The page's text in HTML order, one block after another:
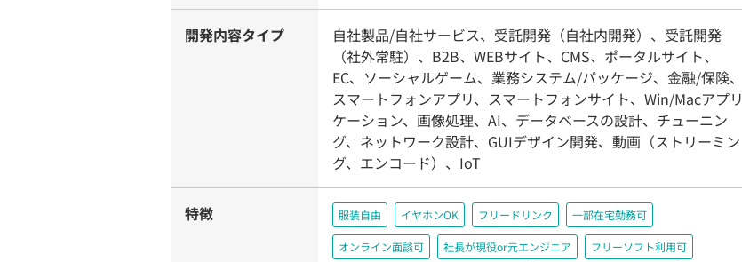
開発内容タイプ
自社製品/自社サービス、受託開発（自社内開発）、受託開発
（社外常駐）、B2B、WEBサイト、CMS、ポータルサイト、
EC、ソーシャルゲーム、業務システム/パッケージ、金融/保険、
スマートフォンアプリ、スマートフォンサイト、Win/Macアプリ
ケーション、画像処理、AI、データベースの設計、チューニン
グ、ネットワーク設計、GUIデザイン開発、動画（ストリーミン
グ、エンコード）、IoT
特徴 服装自由 イヤホンOK フリードリンク 一部在宅勤務可
オンライン面談可 社長が現役or元エンジニア フリーソフト利用可